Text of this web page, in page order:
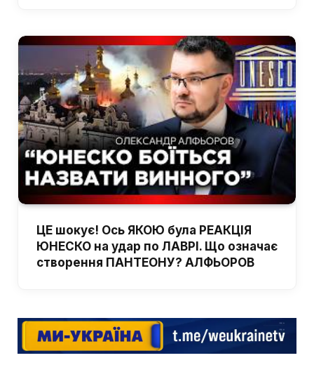
ЦЕ шокує! Ось ЯКОЮ була РЕАКЦІЯ
ЮНЕСКО на удар по ЛАВРІ. Що означає
створення ПАНТЕОНУ? АЛФЬОРОВ